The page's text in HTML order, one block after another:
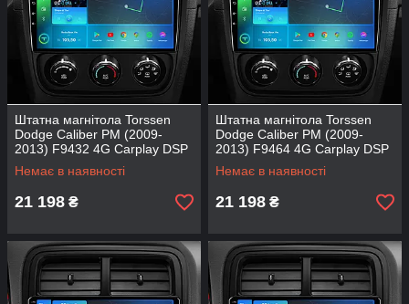
Штатна магнітола Torssen
Dodge Caliber PM (2009-
2013) F9432 4G Carplay DSP
Немає в наявності
21 198 ₴
Штатна магнітола Torssen
Dodge Caliber PM (2009-
2013) F9464 4G Carplay DSP
Немає в наявності
21 198 ₴